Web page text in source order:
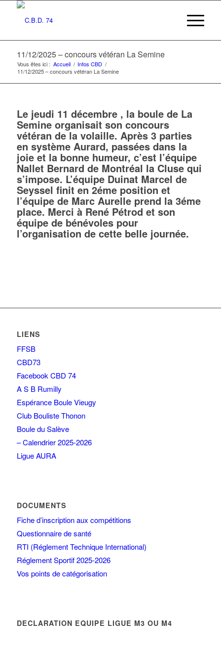
11/12/2025 – concours vétéran La Semine
Vous êtes ici : Accueil / Infos CBD /
11/12/2025 – concours vétéran La Semine
Le jeudi 11 décembre , la boule de La
Semine organisait son concours
vétéran de la volaille. Après 3 parties
en système Aurard, passées dans la
joie et la bonne humeur, c’est l’équipe
Nallet Bernard de Montréal la Cluse qui
s’impose. L’équipe Duinat Marcel de
Seyssel finit en 2éme position et
l’équipe de Marc Aurelle prend la 3éme
place. Merci à René Pétrod et son
équipe de bénévoles pour
l’organisation de cette belle journée.
LIENS
FFSB
CBD73
Facebook CBD 74
A S B Rumilly
Espérance Boule Vieugy
Club Bouliste Thonon
Boule du Salève
– Calendrier 2025-2026
Ligue AURA
DOCUMENTS
Fiche d’inscription aux compétitions
Questionnaire de santé
RTI (Réglement Technique International)
Réglement Sportif 2025-2026
Vos points de catégorisation
DECLARATION EQUIPE LIGUE M3 OU M4